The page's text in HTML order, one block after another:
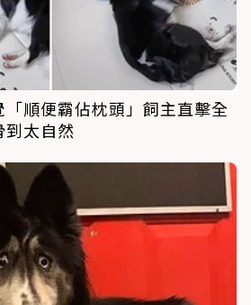
順便霸佔枕頭」飼主直擊全
太自然